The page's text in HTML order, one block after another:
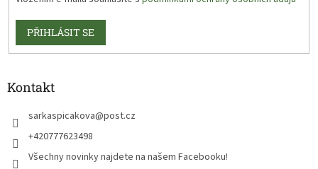
PŘIHLÁSIT SE
Kontakt
sarkaspicakova@post.cz
+420777623498
Všechny novinky najdete na našem Facebooku!